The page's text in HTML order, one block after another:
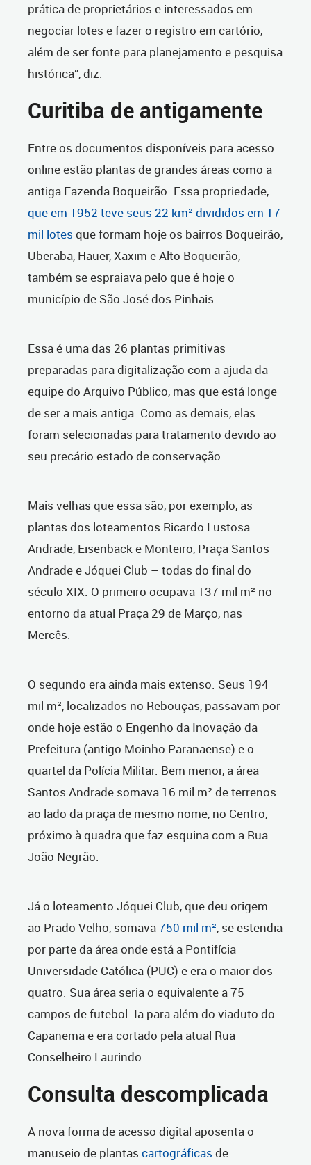
prática de proprietários e interessados em
negociar lotes e fazer o registro em cartório,
além de ser fonte para planejamento e pesquisa
histórica”, diz.
Curitiba de antigamente
Entre os documentos disponíveis para acesso
online estão plantas de grandes áreas como a
antiga Fazenda Boqueirão. Essa propriedade,
que em 1952 teve seus 22 km² divididos em 17
mil lotes que formam hoje os bairros Boqueirão,
Uberaba, Hauer, Xaxim e Alto Boqueirão,
também se espraiava pelo que é hoje o
município de São José dos Pinhais.
Essa é uma das 26 plantas primitivas
preparadas para digitalização com a ajuda da
equipe do Arquivo Público, mas que está longe
de ser a mais antiga. Como as demais, elas
foram selecionadas para tratamento devido ao
seu precário estado de conservação.
Mais velhas que essa são, por exemplo, as
plantas dos loteamentos Ricardo Lustosa
Andrade, Eisenback e Monteiro, Praça Santos
Andrade e Jóquei Club – todas do final do
século XIX. O primeiro ocupava 137 mil m² no
entorno da atual Praça 29 de Março, nas
Mercês.
O segundo era ainda mais extenso. Seus 194
mil m², localizados no Rebouças, passavam por
onde hoje estão o Engenho da Inovação da
Prefeitura (antigo Moinho Paranaense) e o
quartel da Polícia Militar. Bem menor, a área
Santos Andrade somava 16 mil m² de terrenos
ao lado da praça de mesmo nome, no Centro,
próximo à quadra que faz esquina com a Rua
João Negrão.
Já o loteamento Jóquei Club, que deu origem
ao Prado Velho, somava750 mil m², se estendia
por parte da área onde está a Pontifícia
Universidade Católica (PUC) e era o maior dos
quatro. Sua área seria o equivalente a 75
campos de futebol. Ia para além do viaduto do
Capanema e era cortado pela atual Rua
Conselheiro Laurindo.
Consulta descomplicada
A nova forma de acesso digital aposenta o
manuseio de plantas cartográficas de